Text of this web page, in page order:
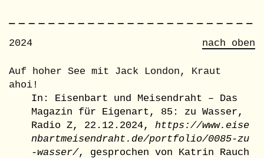
2024 nach oben
Auf hoher See mit Jack London, Kraut
ahoi!
In: Eisenbart und Meisendraht – Das
Magazin für Eigenart, 85: zu Wasser,
Radio Z, 22.12.2024,https://www.eise
nbartmeisendraht.de/portfolio/0085-zu
-wasser/, gesprochen von Katrin Rauch